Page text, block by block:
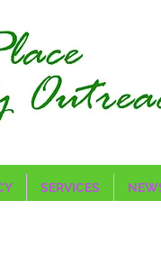
SERVICES